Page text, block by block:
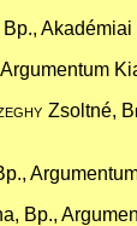
Bp.,
Argumentum
Zsoltné,
Bp.,